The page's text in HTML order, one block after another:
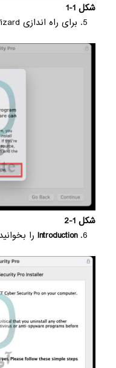
شکل 1-1
برای راه اندازی Installation Wizard روی
شکل 1-2
Introductionرا